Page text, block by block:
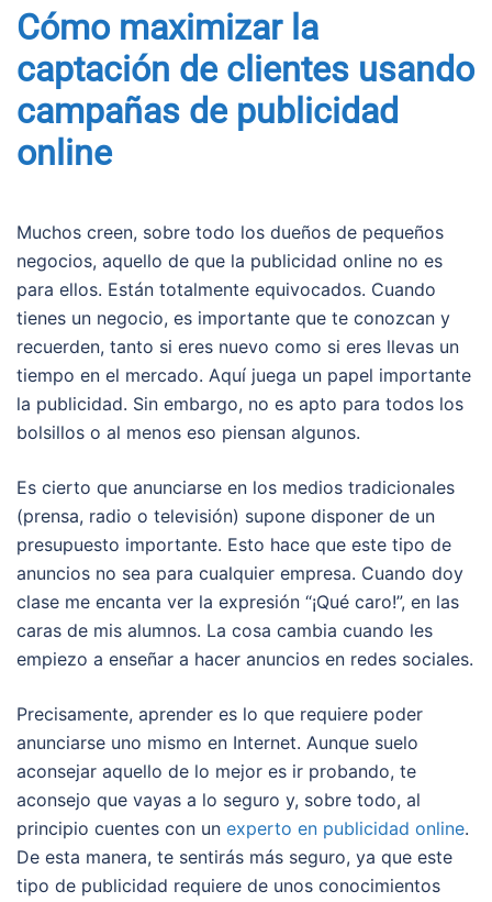
Cómo maximizar la
captación de clientes usando
campañas de publicidad
online
Muchos creen, sobre todo los dueños de pequeños
negocios, aquello de que la publicidad online no es
para ellos. Están totalmente equivocados. Cuando
tienes un negocio, es importante que te conozcan y
recuerden, tanto si eres nuevo como si eres llevas un
tiempo en el mercado. Aquí juega un papel importante
la publicidad. Sin embargo, no es apto para todos los
bolsillos o al menos eso piensan algunos.
Es cierto que anunciarse en los medios tradicionales
(prensa, radio o televisión) supone disponer de un
presupuesto importante. Esto hace que este tipo de
anuncios no sea para cualquier empresa. Cuando doy
clase me encanta ver la expresión “¡Qué caro!”, en las
caras de mis alumnos. La cosa cambia cuando les
empiezo a enseñar a hacer anuncios en redes sociales.
Precisamente, aprender es lo que requiere poder
anunciarse uno mismo en Internet. Aunque suelo
aconsejar aquello de lo mejor es ir probando, te
aconsejo que vayas a lo seguro y, sobre todo, al
principio cuentes con un experto en publicidad online.
De esta manera, te sentirás más seguro, ya que este
tipo de publicidad requiere de unos conocimientos